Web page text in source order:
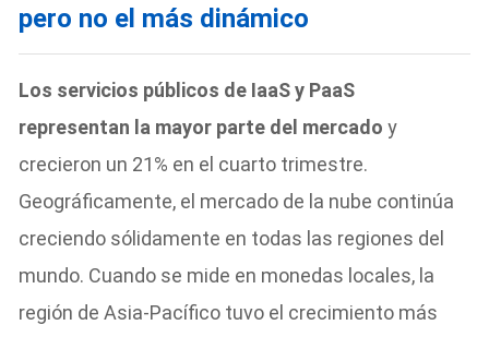
pero no el más dinámico
Los servicios públicos de IaaS y PaaS
representan la mayor parte del mercado y
crecieron un 21% en el cuarto trimestre.
Geográficamente, el mercado de la nube continúa
creciendo sólidamente en todas las regiones del
mundo. Cuando se mide en monedas locales, la
región de Asia-Pacífico tuvo el crecimiento más